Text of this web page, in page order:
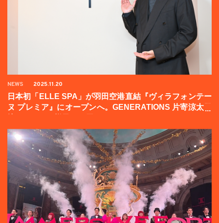
NEWS 2025.11.20
日本初「ELLE SPA」が羽田空港直結『ヴィラフォンテー
ヌ プレミア』にオープンへ。GENERATIONS 片寄涼太登